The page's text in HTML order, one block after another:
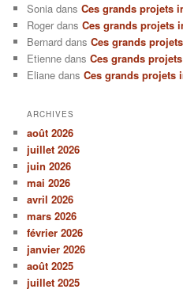
Sonia dansCes grands projets
Roger dansCes grands projets
Bernard dansCes grands
Etienne dansCes grands
Eliane dansCes grands
ARCHIVES
août 2026
juillet 2026
juin 2026
mai 2026
avril 2026
mars 2026
février 2026
janvier 2026
août 2025
juillet 2025